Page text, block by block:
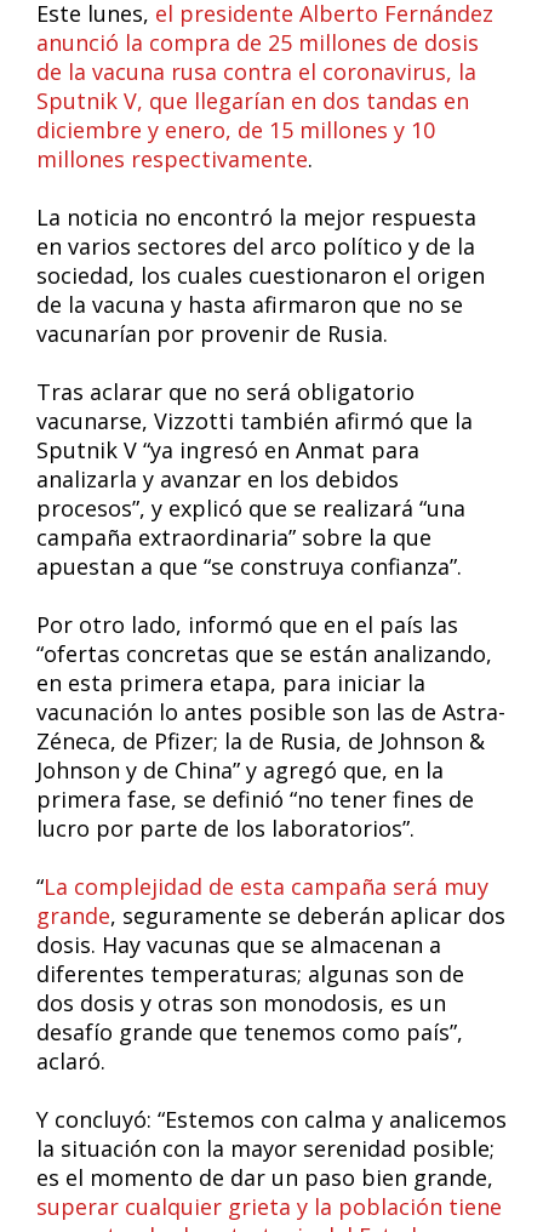
Este lunes, el presidente Alberto Fernández
anunció la compra de 25 millones de dosis
de la vacuna rusa contra el coronavirus, la
Sputnik V, que llegarían en dos tandas en
diciembre y enero, de 15 millones y 10
millones respectivamente.
La noticia no encontró la mejor respuesta
en varios sectores del arco político y de la
sociedad, los cuales cuestionaron el origen
de la vacuna y hasta afirmaron que no se
vacunarían por provenir de Rusia.
Tras aclarar que no será obligatorio
vacunarse, Vizzotti también afirmó que la
Sputnik V “ya ingresó en Anmat para
analizarla y avanzar en los debidos
procesos”, y explicó que se realizará “una
campaña extraordinaria” sobre la que
apuestan a que “se construya confianza”.
Por otro lado, informó que en el país las
“ofertas concretas que se están analizando,
en esta primera etapa, para iniciar la
vacunación lo antes posible son las de Astra-
Zéneca, de Pfizer; la de Rusia, de Johnson &
Johnson y de China” y agregó que, en la
primera fase, se definió “no tener fines de
lucro por parte de los laboratorios”.
“La complejidad de esta campaña será muy
grande, seguramente se deberán aplicar dos
dosis. Hay vacunas que se almacenan a
diferentes temperaturas; algunas son de
dos dosis y otras son monodosis, es un
desafío grande que tenemos como país”,
aclaró.
Y concluyó: “Estemos con calma y analicemos
la situación con la mayor serenidad posible;
es el momento de dar un paso bien grande,
superar cualquier grieta y la población tiene